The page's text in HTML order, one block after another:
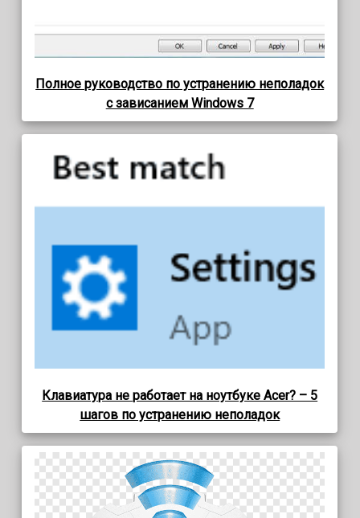
Полное руководство по устранению неполадок
с зависанием Windows 7
Клавиатура не работает на ноутбуке Acer? – 5
шагов по устранению неполадок